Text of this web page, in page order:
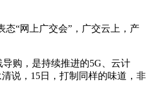
“网上广交会”，广交云上，产
购，是持续推进的5G、云计
说，15日，打制同样的味道，非